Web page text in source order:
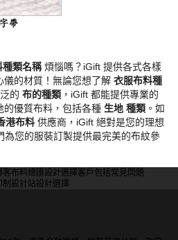
種類名稱煩惱嗎？iGift 提供各式各樣
儀的材質！無論您想了解 衣服布料種
的 布的種類 ，iGift 都能提供專業的
的優質布料，包括各種 生地 種類 。如
港布料 供應商，iGift 絕對是您的理想
為您的服裝訂製提供最完美的布紋參
客布料總匯設計選擇客戶包括常見問題
制 設計站設計選擇